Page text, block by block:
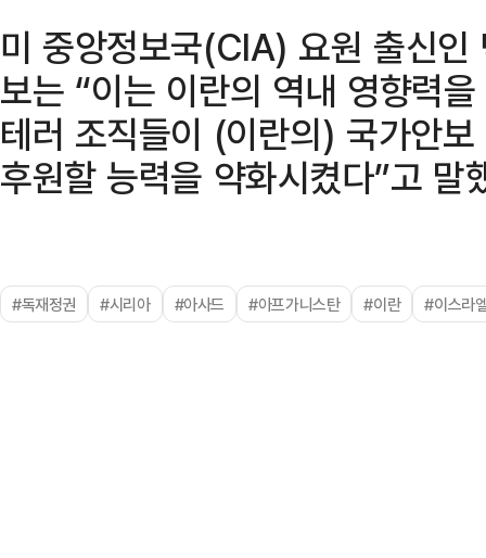
미 중앙정보국(CIA) 요원 출신
보는 “이는 이란의 역내 영향력
테러 조직들이 (이란의) 국가안
후원할 능력을 약화시켰다”고 말
#독재정권 #시리아 #아사드 #아프가니스탄 #이란 #이스라